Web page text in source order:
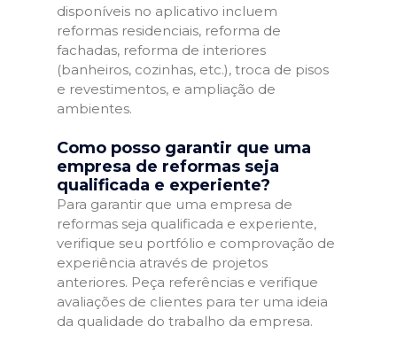
disponíveis no aplicativo incluem
reformas residenciais, reforma de
fachadas, reforma de interiores
(banheiros, cozinhas, etc.), troca de pisos
e revestimentos, e ampliação de
ambientes.
Como posso garantir que uma
empresa de reformas seja
qualificada e experiente?
Para garantir que uma empresa de
reformas seja qualificada e experiente,
verifique seu portfólio e comprovação de
experiência através de projetos
anteriores. Peça referências e verifique
avaliações de clientes para ter uma ideia
da qualidade do trabalho da empresa.